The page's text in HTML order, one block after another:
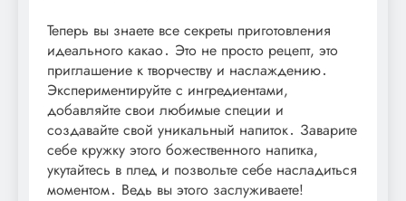
Теперь вы знаете все секреты приготовления
идеального какао․ Это не просто рецепт, это
приглашение к творчеству и наслаждению․
Экспериментируйте с ингредиентами,
добавляйте свои любимые специи и
создавайте свой уникальный напиток․ Заварите
себе кружку этого божественного напитка,
укутайтесь в плед и позвольте себе насладиться
моментом․ Ведь вы этого заслуживаете!